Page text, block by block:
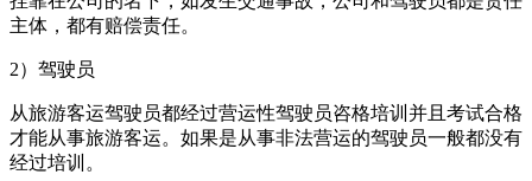
主体，都有赔偿责任。
2）驾驶员
从旅游客运驾驶员都经过营运性驾驶员咨格培训并且考试合格
才能从事旅游客运。如果是从事非法营运的驾驶员一般都没有
经过培训。